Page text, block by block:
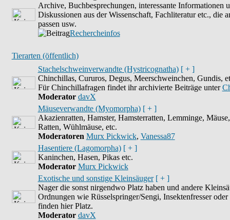
Archive, Buchbesprechungen, interessante Informationen
Diskussionen aus der Wissenschaft, Fachliteratur etc., die
passen usw.
Rechercheinfos
Tierarten (öffentlich)
Stachelschweinverwandte (Hystricognatha) [ + ]
Chinchillas, Cururos, Degus, Meerschweinchen, Gundis,
Für Chinchillafragen findet ihr archivierte Beiträge unter
Moderator davX
Mäuseverwandte (Myomorpha) [ + ]
Akazienratten, Hamster, Hamsterratten, Lemminge,
Ratten, Wühlmäuse, etc.
Moderatoren Murx Pickwick, Vanessa87
Hasentiere (Lagomorpha) [ + ]
Kaninchen, Hasen, Pikas etc.
Moderator Murx Pickwick
Exotische und sonstige Kleinsäuger [ + ]
Nager die sonst nirgendwo Platz haben und andere
Ordnungen wie Rüsselspringer/Sengi, Insektenfresser
finden hier Platz.
Moderator davX